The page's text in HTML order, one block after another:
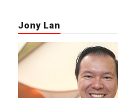
Jony Lan